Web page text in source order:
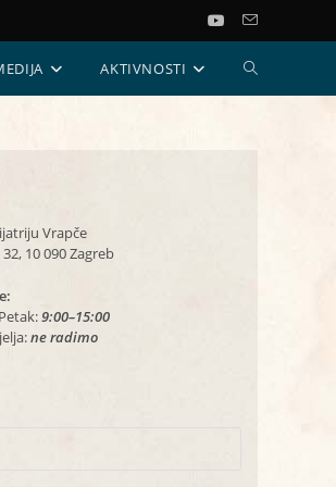
AKTIVNOSTI UKLJUČI/
Vrapče
10 090 Zagreb
9:00–15:00
ne radimo